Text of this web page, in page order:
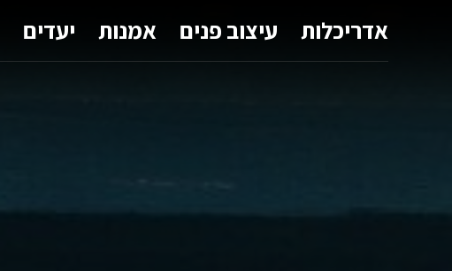
אדריכלות עיצוב פנים אמנות יעדים